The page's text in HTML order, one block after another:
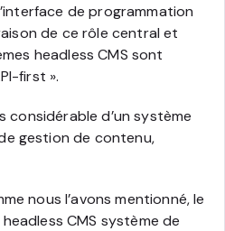
de programmation
de ce rôle central et
headless CMS sont
first ».
considérable d’un système
gestion de contenu,
nous l’avons mentionné, le
CMS système de